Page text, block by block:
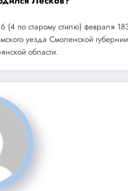
(4 по старому стилю) февраля
уезда Смоленской
области.